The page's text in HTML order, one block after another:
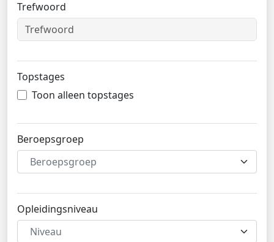
Trefwoord
Topstages
Toon alleen topstages
Beroepsgroep
Beroepsgroep
Opleidingsniveau
Niveau